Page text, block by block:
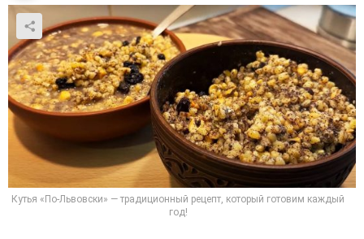
Кутья «По-Львовски» — традиционный рецепт, который готовим каждый
год!